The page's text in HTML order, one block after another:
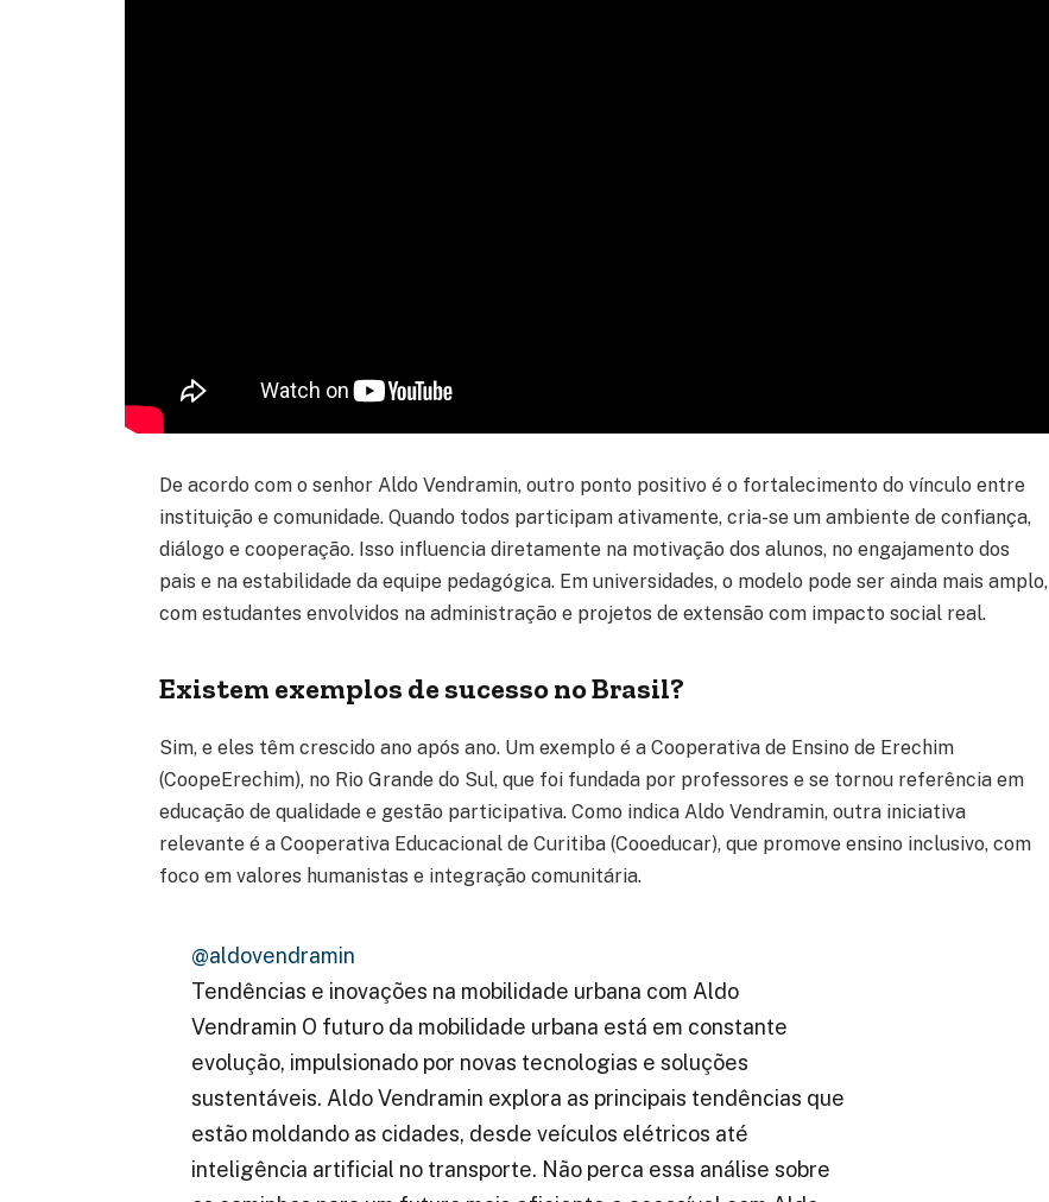
De acordo com o senhor Aldo Vendramin, outro ponto positivo é o fortalecimento do vínculo entre
instituição e comunidade. Quando todos participam ativamente, cria-se um ambiente de confiança,
diálogo e cooperação. Isso influencia diretamente na motivação dos alunos, no engajamento dos
pais e na estabilidade da equipe pedagógica. Em universidades, o modelo pode ser ainda mais amplo,
com estudantes envolvidos na administração e projetos de extensão com impacto social real.
Existem exemplos de sucesso no Brasil?
Sim, e eles têm crescido ano após ano. Um exemplo é a Cooperativa de Ensino de Erechim
(CoopeErechim), no Rio Grande do Sul, que foi fundada por professores e se tornou referência em
educação de qualidade e gestão participativa. Como indica Aldo Vendramin, outra iniciativa
relevante é a Cooperativa Educacional de Curitiba (Cooeducar), que promove ensino inclusivo, com
foco em valores humanistas e integração comunitária.
@aldovendramin
Tendências e inovações na mobilidade urbana com Aldo
Vendramin O futuro da mobilidade urbana está em constante
evolução, impulsionado por novas tecnologias e soluções
sustentáveis. Aldo Vendramin explora as principais tendências que
estão moldando as cidades, desde veículos elétricos até
inteligência artificial no transporte. Não perca essa análise sobre